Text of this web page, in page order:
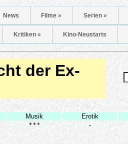
News Filme » Serien »
Kritiken » Kino-Neustarts
der Ex-
Musik Erotik
*** -